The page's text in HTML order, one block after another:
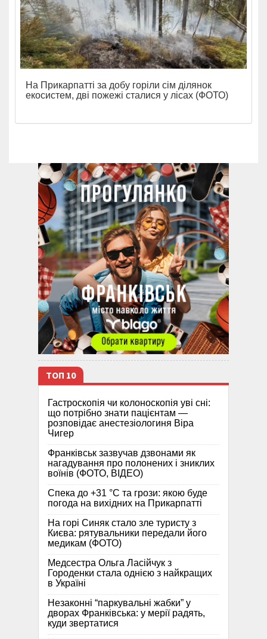
На Прикарпатті за добу горіли сім ділянок
екосистем, дві пожежі сталися у лісах (ФОТО)
ТОП 10
Гастроскопія чи колоноскопія уві сні:
що потрібно знати пацієнтам —
розповідає анестезіологиня Віра
Чигер
Франківськ зазвучав дзвонами як
нагадування про полонених і зниклих
воїнів (ФОТО, ВІДЕО)
Спека до +31 °C та грози: якою буде
погода на вихідних на Прикарпатті
На горі Синяк стало зле туристу з
Києва: рятувальники передали його
медикам (ФОТО)
Медсестра Ольга Ласійчук з
Городенки стала однією з найкращих
в Україні
Незаконні “паркувальні жабки” у
дворах Франківська: у мерії радять,
куди звертатися